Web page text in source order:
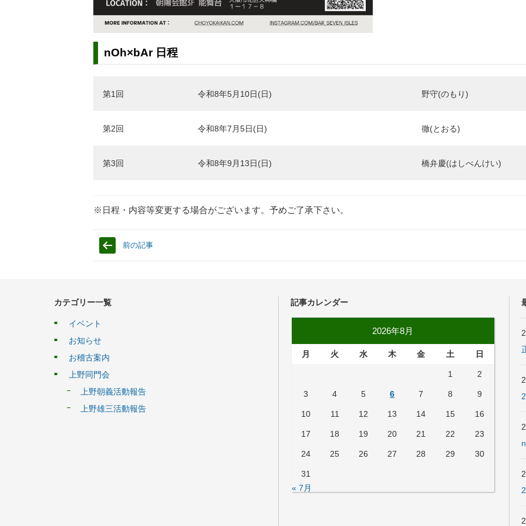
nOh×bAr 日程
第1回 令和8年5月10日(日) 野守(のもり)
第2回 令和8年7月5日(日) 徹(とおる)
第3回 令和8年9月13日(日) 橋弁慶(はしべんけい)
※日程・内容等変更する場合がございます。予めご了承下さい。
前の記事
カテゴリー一覧
イベント
お知らせ
お稽古案内
上野同門会
上野朝義活動報告
上野雄三活動報告
記事カレンダー
2026年8月
月 火 水 木 金 土 日
1 2
3 4 5 6 7 8 9
10 11 12 13 14 15 16
17 18 19 20 21 22 23
24 25 26 27 28 29 30
31
« 7月